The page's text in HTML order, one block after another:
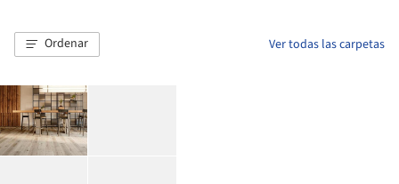
Ordenar Ver todas las carpetas